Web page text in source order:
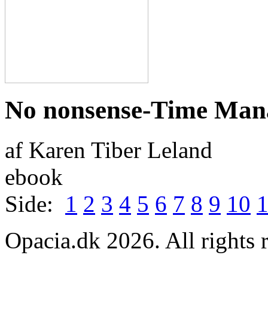
No nonsense-Time
af Karen Tiber Leland
ebook
Side: 1 2 3 4 5 6 7 8 9 10
Opacia.dk 2026. All rights